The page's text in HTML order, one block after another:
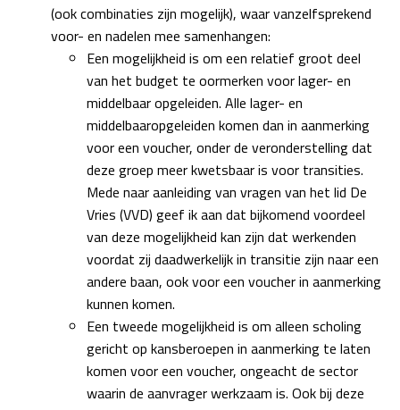
(ook combinaties zijn mogelijk), waar vanzelfsprekend
voor- en nadelen mee samenhangen:
Een mogelijkheid is om een relatief groot deel
van het budget te oormerken voor lager- en
middelbaar opgeleiden. Alle lager- en
middelbaaropgeleiden komen dan in aanmerking
voor een voucher, onder de veronderstelling dat
deze groep meer kwetsbaar is voor transities.
Mede naar aanleiding van vragen van het lid De
Vries (VVD) geef ik aan dat bijkomend voordeel
van deze mogelijkheid kan zijn dat werkenden
voordat zij daadwerkelijk in transitie zijn naar een
andere baan, ook voor een voucher in aanmerking
kunnen komen.
Een tweede mogelijkheid is om alleen scholing
gericht op kansberoepen in aanmerking te laten
komen voor een voucher, ongeacht de sector
waarin de aanvrager werkzaam is. Ook bij deze